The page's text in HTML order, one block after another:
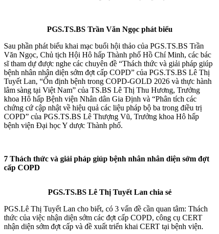
PGS.TS.BS Trần Văn Ngọc phát biểu
Sau phần phát biểu khai mạc buổi hội thảo của PGS.TS.BS Trần
Văn Ngọc, Chủ tịch Hội Hô hấp Thành phố Hồ Chí Minh, các bác
sĩ tham dự được nghe các chuyên đề “Thách thức và giải pháp giúp
bệnh nhân nhận diện sớm đợt cấp COPD” của PGS.TS.BS Lê Thị
Tuyết Lan, “Ổn định bệnh trong COPD-GOLD 2026 và thực hành
lâm sàng tại Việt Nam” của TS.BS Lê Thị Thu Hương, Trưởng
khoa Hô hấp Bệnh viện Nhân dân Gia Định và “Phân tích các
chứng cứ cập nhật về hiệu quả các liệu pháp bộ ba trong điều trị
COPD” của PGS.TS.BS Lê Thượng Vũ, Trưởng khoa Hô hấp
bệnh viện Đại học Y dược Thành phố.
7 Thách thức và giải pháp giúp bệnh nhân nhân diện sớm đợt
cấp COPD
PGS.TS.BS Lê Thị Tuyết Lan chia sẻ
PGS.Lê Thị Tuyết Lan cho biết, có 3 vấn đề cần quan tâm: Thách
thức của việc nhận diện sớm các đợt cấp COPD, công cụ CERT
nhận diện sớm đợt cấp và đề xuất triển khai CERT tại bệnh viện.